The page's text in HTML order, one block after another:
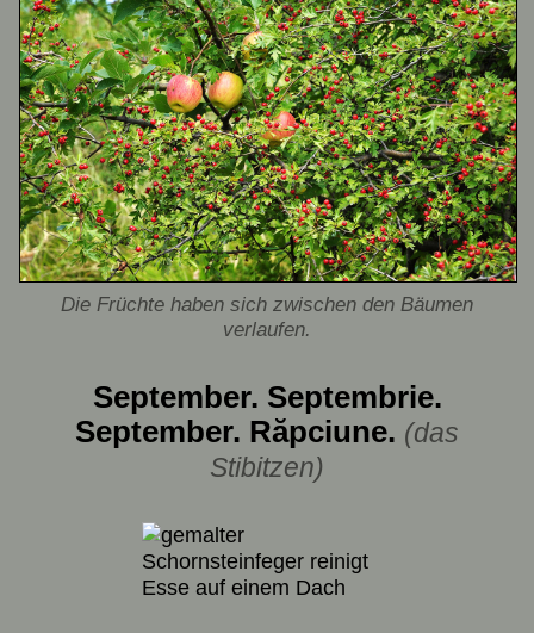
Die Früchte haben sich zwischen den Bäumen
verlaufen.
September. Septembrie.
September. Răpciune. (das
Stibitzen)